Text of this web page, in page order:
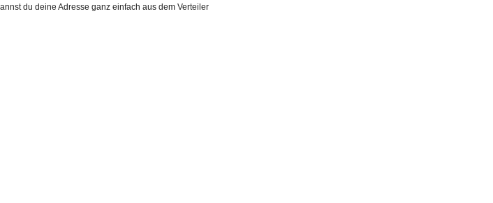
du deine Adresse ganz einfach aus dem Verteiler